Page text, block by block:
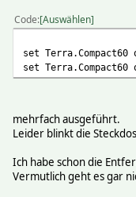
Code Auswählen
set Terra.Compact60
set Terra.Compact60
mehrfach ausgeführt.
Leider blinkt die
Ich habe schon die
Vermutlich geht es gar